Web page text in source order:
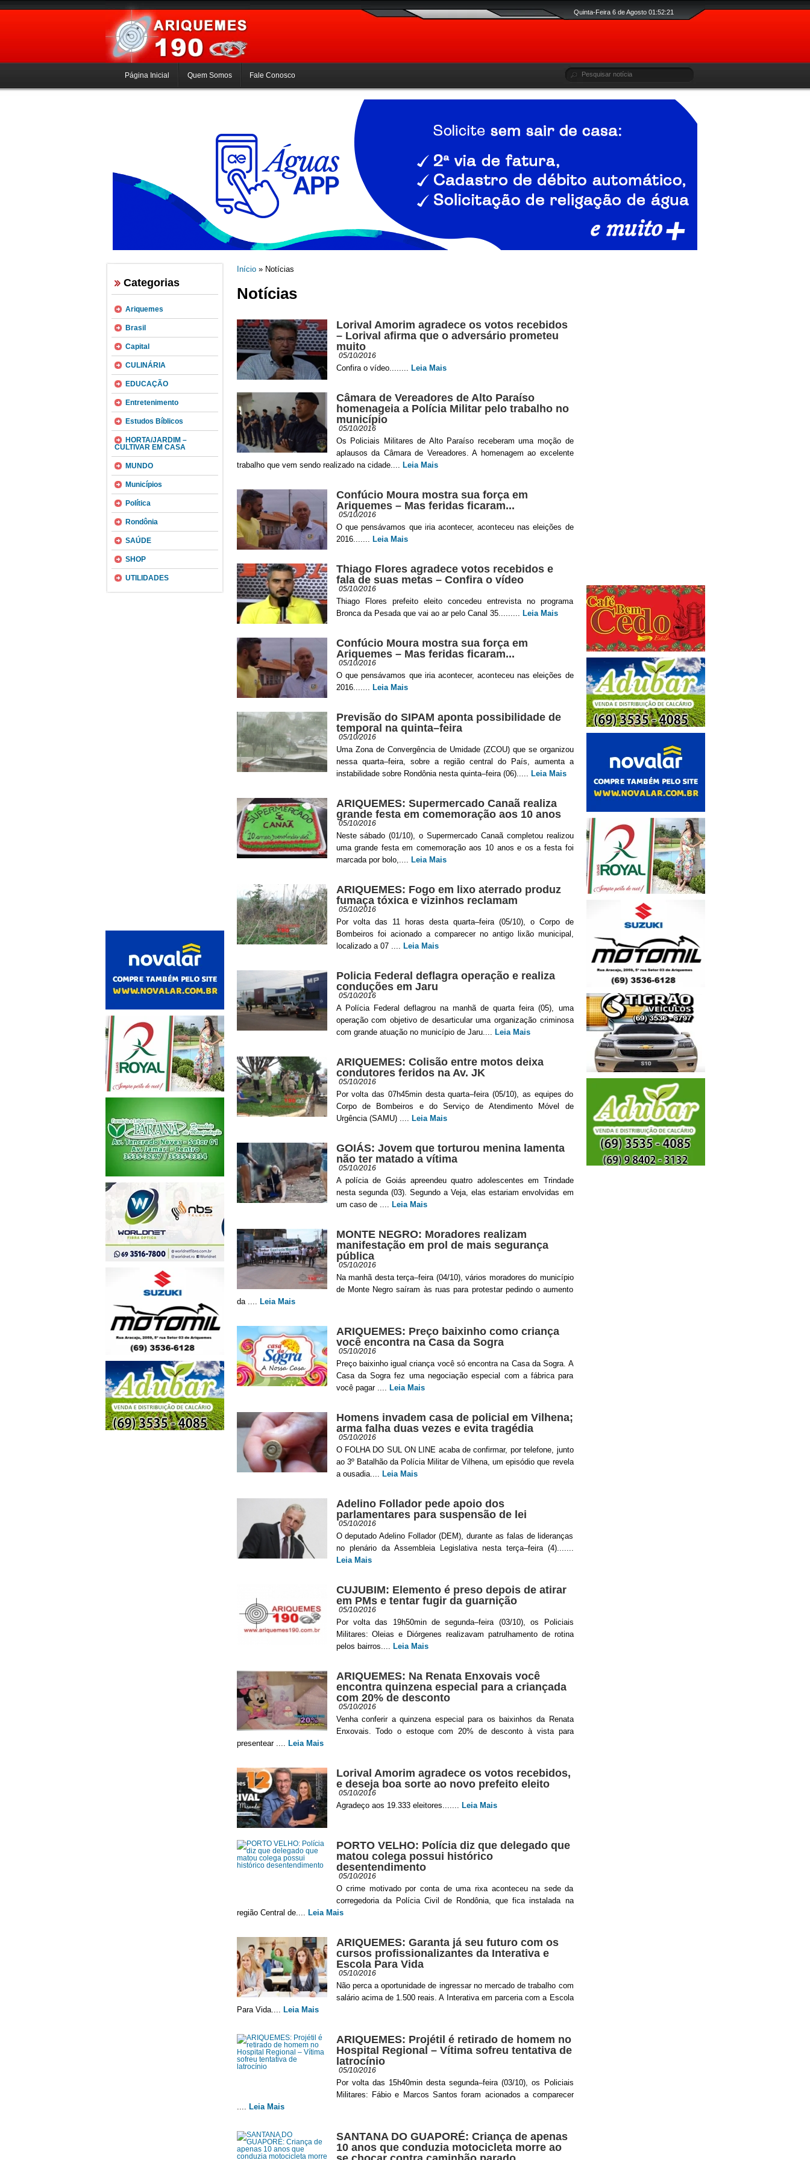
Quinta-Feira 6 de Agosto 01:52:22
Página Inicial Quem Somos Fale Conosco
Categorias
Ariquemes
Brasil
Capital
CULINÁRIA
EDUCAÇÃO
Entretenimento
Estudos Bíblicos
HORTA/JARDIM –
CULTIVAR EM CASA
MUNDO
Municípios
Política
Rondônia
SAÚDE
SHOP
UTILIDADES
Início» Notícias
Notícias
Lorival Amorim agradece os votos recebidos
– Lorival afirma que o adversário prometeu
muito
05/10/2016
Confira o vídeo........ Leia Mais
Câmara de Vereadores de Alto Paraíso
homenageia a Polícia Militar pelo trabalho no
município
05/10/2016
Os Policiais Militares de Alto Paraíso receberam uma moção de
aplausos da Câmara de Vereadores. A homenagem ao excelente
trabalho que vem sendo realizado na cidade.... Leia Mais
Confúcio Moura mostra sua força em
Ariquemes – Mas feridas ficaram...
05/10/2016
O que pensávamos que iria acontecer, aconteceu nas eleições de
2016....... Leia Mais
Thiago Flores agradece votos recebidos e
fala de suas metas – Confira o vídeo
05/10/2016
Thiago Flores prefeito eleito concedeu entrevista no programa
Bronca da Pesada que vai ao ar pelo Canal 35......... Leia Mais
Confúcio Moura mostra sua força em
Ariquemes – Mas feridas ficaram...
05/10/2016
O que pensávamos que iria acontecer, aconteceu nas eleições de
2016....... Leia Mais
Previsão do SIPAM aponta possibilidade de
temporal na quinta–feira
05/10/2016
Uma Zona de Convergência de Umidade (ZCOU) que se organizou
nessa quarta–feira, sobre a região central do País, aumenta a
instabilidade sobre Rondônia nesta quinta–feira (06)..... Leia Mais
ARIQUEMES: Supermercado Canaã realiza
grande festa em comemoração aos 10 anos
05/10/2016
Neste sábado (01/10), o Supermercado Canaã completou realizou
uma grande festa em comemoração aos 10 anos e os a festa foi
marcada por bolo,.... Leia Mais
ARIQUEMES: Fogo em lixo aterrado produz
fumaça tóxica e vizinhos reclamam
05/10/2016
Por volta das 11 horas desta quarta–feira (05/10), o Corpo de
Bombeiros foi acionado a comparecer no antigo lixão municipal,
localizado a 07 .... Leia Mais
Policia Federal deflagra operação e realiza
conduções em Jaru
05/10/2016
A Polícia Federal deflagrou na manhã de quarta feira (05), uma
operação com objetivo de desarticular uma organização criminosa
com grande atuação no município de Jaru.... Leia Mais
ARIQUEMES: Colisão entre motos deixa
condutores feridos na Av. JK
05/10/2016
Por volta das 07h45min desta quarta–feira (05/10), as equipes do
Corpo de Bombeiros e do Serviço de Atendimento Móvel de
Urgência (SAMU) .... Leia Mais
GOIÁS: Jovem que torturou menina lamenta
não ter matado a vítima
05/10/2016
A polícia de Goiás apreendeu quatro adolescentes em Trindade
nesta segunda (03). Segundo a Veja, elas estariam envolvidas em
um caso de .... Leia Mais
MONTE NEGRO: Moradores realizam
manifestação em prol de mais segurança
pública
05/10/2016
Na manhã desta terça–feira (04/10), vários moradores do município
de Monte Negro saíram às ruas para protestar pedindo o aumento
da .... Leia Mais
ARIQUEMES: Preço baixinho como criança
você encontra na Casa da Sogra
05/10/2016
Preço baixinho igual criança você só encontra na Casa da Sogra. A
Casa da Sogra fez uma negociação especial com a fábrica para
você pagar .... Leia Mais
Homens invadem casa de policial em Vilhena;
arma falha duas vezes e evita tragédia
05/10/2016
O FOLHA DO SUL ON LINE acaba de confirmar, por telefone, junto
ao 3º Batalhão da Polícia Militar de Vilhena, um episódio que revela
a ousadia.... Leia Mais
Adelino Follador pede apoio dos
parlamentares para suspensão de lei
05/10/2016
O deputado Adelino Follador (DEM), durante as falas de lideranças
no plenário da Assembleia Legislativa nesta terça–feira (4).......
Leia Mais
CUJUBIM: Elemento é preso depois de atirar
em PMs e tentar fugir da guarnição
05/10/2016
Por volta das 19h50min de segunda–feira (03/10), os Policiais
Militares: Oleias e Diórgenes realizavam patrulhamento de rotina
pelos bairros.... Leia Mais
ARIQUEMES: Na Renata Enxovais você
encontra quinzena especial para a criançada
com 20% de desconto
05/10/2016
Venha conferir a quinzena especial para os baixinhos da Renata
Enxovais. Todo o estoque com 20% de desconto à vista para
presentear .... Leia Mais
Lorival Amorim agradece os votos recebidos,
e deseja boa sorte ao novo prefeito eleito
05/10/2016
Agradeço aos 19.333 eleitores....... Leia Mais
PORTO VELHO: Polícia diz que delegado que
matou colega possui histórico
desentendimento
05/10/2016
O crime motivado por conta de uma rixa aconteceu na sede da
corregedoria da Polícia Civil de Rondônia, que fica instalada na
região Central de.... Leia Mais
ARIQUEMES: Garanta já seu futuro com os
cursos profissionalizantes da Interativa e
Escola Para Vida
05/10/2016
Não perca a oportunidade de ingressar no mercado de trabalho com
salário acima de 1.500 reais. A Interativa em parceria com a Escola
Para Vida.... Leia Mais
ARIQUEMES: Projétil é retirado de homem no
Hospital Regional – Vítima sofreu tentativa de
latrocínio
05/10/2016
Por volta das 15h40min desta segunda–feira (03/10), os Policiais
Militares: Fábio e Marcos Santos foram acionados a comparecer
.... Leia Mais
SANTANA DO GUAPORÉ: Criança de apenas
10 anos que conduzia motocicleta morre ao